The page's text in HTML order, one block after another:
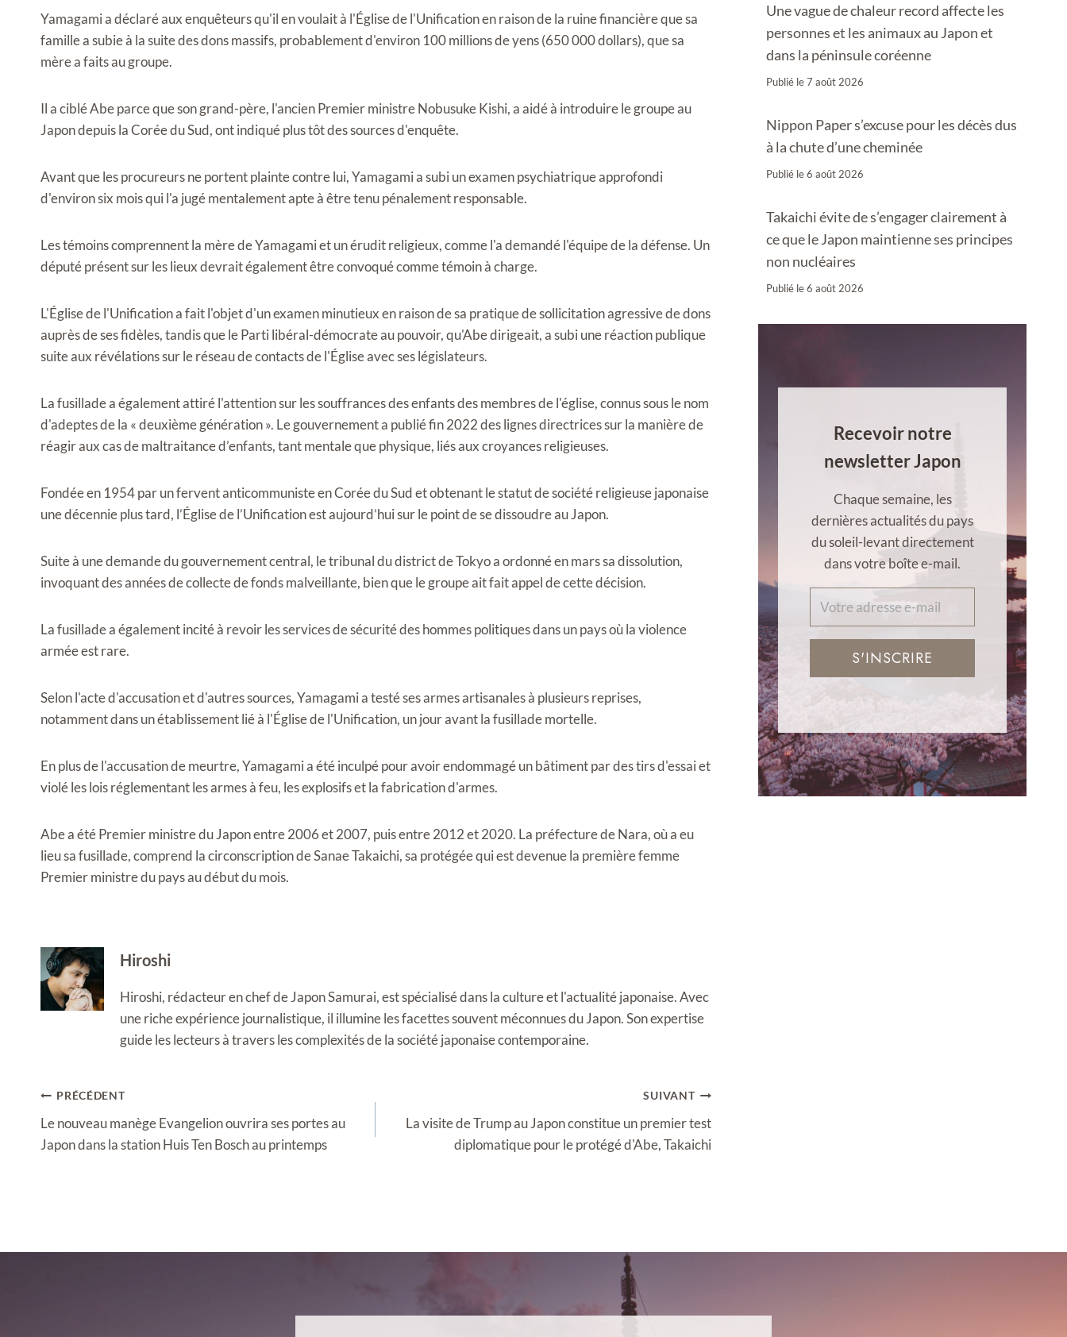
Yamagami a déclaré aux enquêteurs qu'il en voulait à l'Église de l'Unification en raison de la ruine financière que sa
famille a subie à la suite des dons massifs, probablement d'environ 100 millions de yens (650 000 dollars), que sa
mère a faits au groupe.
Il a ciblé Abe parce que son grand-père, l'ancien Premier ministre Nobusuke Kishi, a aidé à introduire le groupe au
Japon depuis la Corée du Sud, ont indiqué plus tôt des sources d'enquête.
Avant que les procureurs ne portent plainte contre lui, Yamagami a subi un examen psychiatrique approfondi
d'environ six mois qui l'a jugé mentalement apte à être tenu pénalement responsable.
Les témoins comprennent la mère de Yamagami et un érudit religieux, comme l'a demandé l'équipe de la défense. Un
député présent sur les lieux devrait également être convoqué comme témoin à charge.
L'Église de l'Unification a fait l'objet d'un examen minutieux en raison de sa pratique de sollicitation agressive de dons
auprès de ses fidèles, tandis que le Parti libéral-démocrate au pouvoir, qu'Abe dirigeait, a subi une réaction publique
suite aux révélations sur le réseau de contacts de l'Église avec ses législateurs.
La fusillade a également attiré l'attention sur les souffrances des enfants des membres de l'église, connus sous le nom
d'adeptes de la « deuxième génération ». Le gouvernement a publié fin 2022 des lignes directrices sur la manière de
réagir aux cas de maltraitance d’enfants, tant mentale que physique, liés aux croyances religieuses.
Fondée en 1954 par un fervent anticommuniste en Corée du Sud et obtenant le statut de société religieuse japonaise
une décennie plus tard, l’Église de l’Unification est aujourd’hui sur le point de se dissoudre au Japon.
Suite à une demande du gouvernement central, le tribunal du district de Tokyo a ordonné en mars sa dissolution,
invoquant des années de collecte de fonds malveillante, bien que le groupe ait fait appel de cette décision.
La fusillade a également incité à revoir les services de sécurité des hommes politiques dans un pays où la violence
armée est rare.
Selon l'acte d'accusation et d'autres sources, Yamagami a testé ses armes artisanales à plusieurs reprises,
notamment dans un établissement lié à l'Église de l'Unification, un jour avant la fusillade mortelle.
En plus de l'accusation de meurtre, Yamagami a été inculpé pour avoir endommagé un bâtiment par des tirs d'essai et
violé les lois réglementant les armes à feu, les explosifs et la fabrication d'armes.
Abe a été Premier ministre du Japon entre 2006 et 2007, puis entre 2012 et 2020. La préfecture de Nara, où a eu
lieu sa fusillade, comprend la circonscription de Sanae Takaichi, sa protégée qui est devenue la première femme
Premier ministre du pays au début du mois.
Hiroshi
Hiroshi, rédacteur en chef de Japon Samurai, est spécialisé dans la culture et l'actualité japonaise. Avec
une riche expérience journalistique, il illumine les facettes souvent méconnues du Japon. Son expertise
guide les lecteurs à travers les complexités de la société japonaise contemporaine.
Navigation
de
l’article
PRÉCÉDENT
Le nouveau manège Evangelion ouvrira ses portes au
Japon dans la station Huis Ten Bosch au printemps
SUIVANT
La visite de Trump au Japon constitue un premier test
diplomatique pour le protégé d'Abe, Takaichi
Une vague de chaleur record affecte les
personnes et les animaux au Japon et
dans la péninsule coréenne
Publié le7 août 2026
Nippon Paper s’excuse pour les décès dus
à la chute d’une cheminée
Publié le6 août 2026
Takaichi évite de s’engager clairement à
ce que le Japon maintienne ses principes
non nucléaires
Publié le6 août 2026
Recevoir notre
newsletter Japon
Chaque semaine, les
dernières actualités du pays
du soleil-levant directement
dans votre boîte e-mail.
S'INSCRIRE